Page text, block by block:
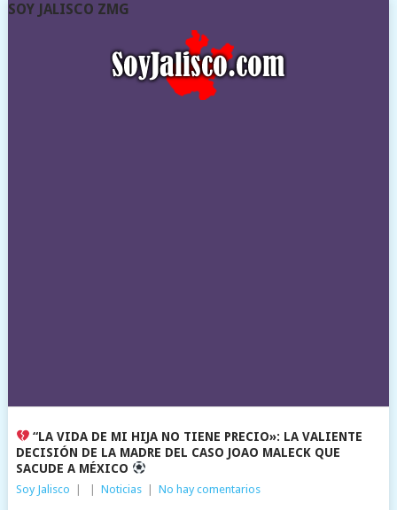
SOY JALISCO ZMG
“LA VIDA DE MI HIJA NO TIENE PRECIO»: LA VALIENTE
DECISIÓN DE LA MADRE DEL CASO JOAO MALECK QUE
SACUDE A MÉXICO
Soy Jalisco Noticias No hay comentarios